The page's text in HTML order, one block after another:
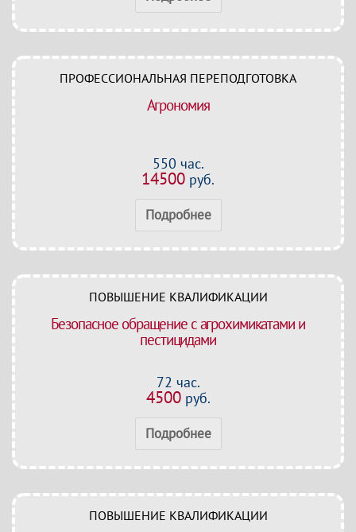
ПРОФЕССИОНАЛЬНАЯ ПЕРЕПОДГОТОВКА
Агрономия
550 час.
14500 руб.
Подробнее
ПОВЫШЕНИЕ КВАЛИФИКАЦИИ
Безопасное обращение с агрохимикатами и
пестицидами
72 час.
4500руб.
Подробнее
ПОВЫШЕНИЕ КВАЛИФИКАЦИИ